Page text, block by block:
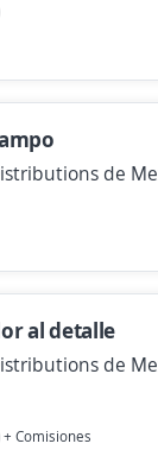
de
al detalle
de
Comisiones